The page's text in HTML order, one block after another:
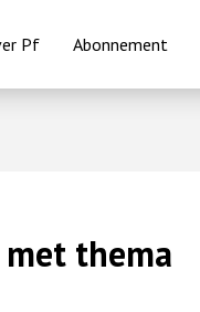
Pf Abonnement
thema